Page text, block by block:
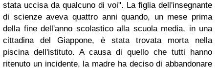
stata uccisa da qualcuno di voi". La figlia dell'insegnante
di scienze aveva quattro anni quando, un mese prima
della fine dell'anno scolastico alla scuola media, in una
cittadina del Giappone, è stata trovata morta nella
piscina dell'istituto. A causa di quello che tutti hanno
ritenuto un incidente, la madre ha deciso di abbandonare